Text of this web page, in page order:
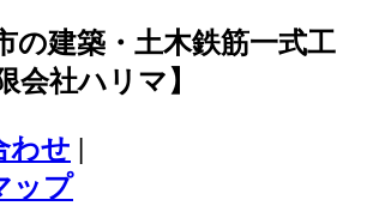
の建築・土木鉄筋一式工
会社ハリマ】
わせ |
ップ